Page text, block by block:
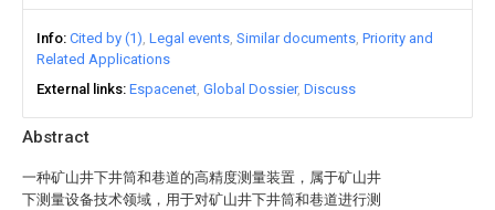
Abstract
一种矿山井下井筒和巷道的高精度测量装置，属于矿山井
下测量设备技术领域，用于对矿山井下井筒和巷道进行测
Info Cited by (1) Legal events Similar documents Priority and
Related Applications
External links Espacenet Global Dossier Discuss